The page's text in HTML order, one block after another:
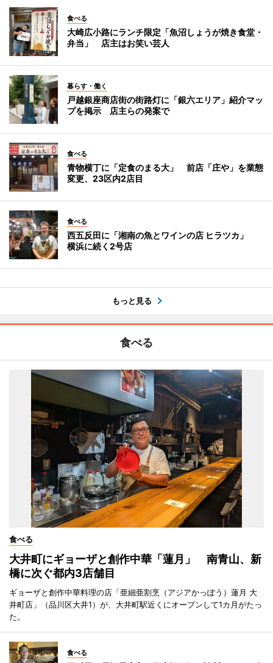
食べる
大崎広小路にランチ限定「魚沼しょうが焼き食堂・
弁当」 店主はお笑い芸人
暮らす・働く
戸越銀座商店街の街路灯に「銀六エリア」紹介マッ
プを掲示 店主らの発案で
食べる
青物横丁に「定食のまる大」 前店「庄や」を業態
変更、23区内2店目
食べる
西五反田に「湘南の魚とワインの店 ヒラツカ」
横浜に続く2号店
もっと見る
食べる
食べる
大井町にギョーザと創作中華「蓮月」 南青山、新
橋に次ぐ都内3店舗目
ギョーザと創作中華料理の店「亜細亜割烹（アジアかっぽう）蓮月 大
井町店」（品川区大井1）が、大井町駅近くにオープンして1カ月がたっ
た。
食べる